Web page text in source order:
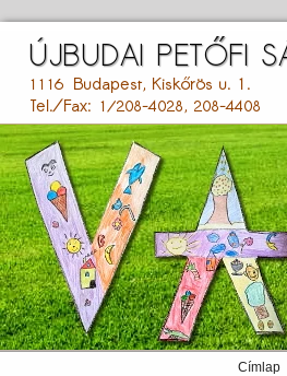
tartalomra
Címlap